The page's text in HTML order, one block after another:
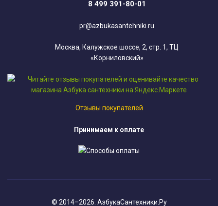
8 499 391-80-01
pr@azbukasantehniki.ru
Москва, Калужское шоссе, 2, стр. 1, ТЦ
«Корниловский»
Отзывы покупателей
Принимаем к оплате
© 2014–2026. АзбукаСантехники.Ру